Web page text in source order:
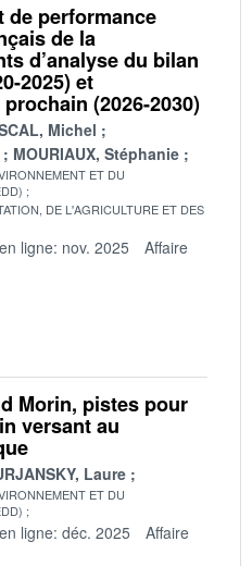
de performance
de la
d’analyse du bilan
2025) et
(2026-2030)
Michel
MOURIAUX, Stéphanie
ET DU
DE L'AGRICULTURE ET DES
ligne: nov. 2025
Affaire
Morin, pistes pour
versant au
Laure
ET DU
ligne: déc. 2025
Affaire